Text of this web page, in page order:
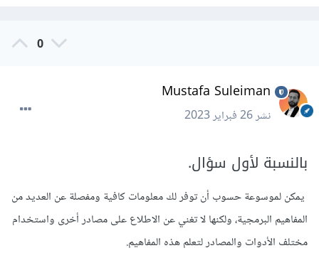
0
Mustafa Suleiman
نشر26 فبراير 2023
بالنسبة لأول سؤال.
يمكن لموسوعة حسوب أن توفر لك معلومات كافية ومفصلة عن العديد من
المفاهيم البرمجية، ولكنها لا تغني عن الاطلاع على مصادر أخرى واستخدام
مختلف الأدوات والمصادر لتعلم هذه المفاهيم.